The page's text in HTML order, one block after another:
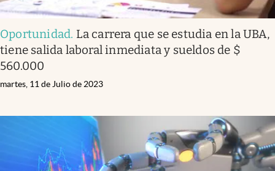
Oportunidad. La carrera que se estudia en la UBA,
tiene salida laboral inmediata y sueldos de $
560.000
martes, 11 de Julio de 2023